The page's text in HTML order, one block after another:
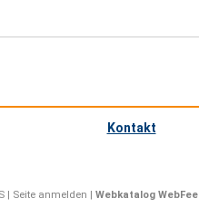
Kontakt
| Seite anmelden Webkatalog WebFee